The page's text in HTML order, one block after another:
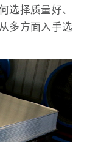
选择质量好、
多方面入手选